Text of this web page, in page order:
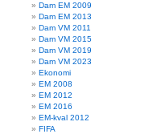
Dam EM 2009
Dam EM 2013
Dam VM 2011
Dam VM 2015
Dam VM 2019
Dam VM 2023
Ekonomi
EM 2008
EM 2012
EM 2016
EM-kval 2012
FIFA